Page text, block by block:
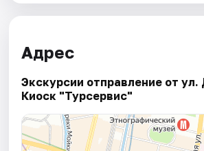
Адрес
Экскурсии отправление от
Киоск "Турсервис"